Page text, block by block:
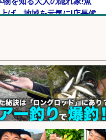
げ、地域を元気に!店長候
フ/「未経験歓迎」魚を
し!イオン食品売場スタッ
京都/目黒区
オンスタイル碑文谷店
sponsored by 求人ボックス